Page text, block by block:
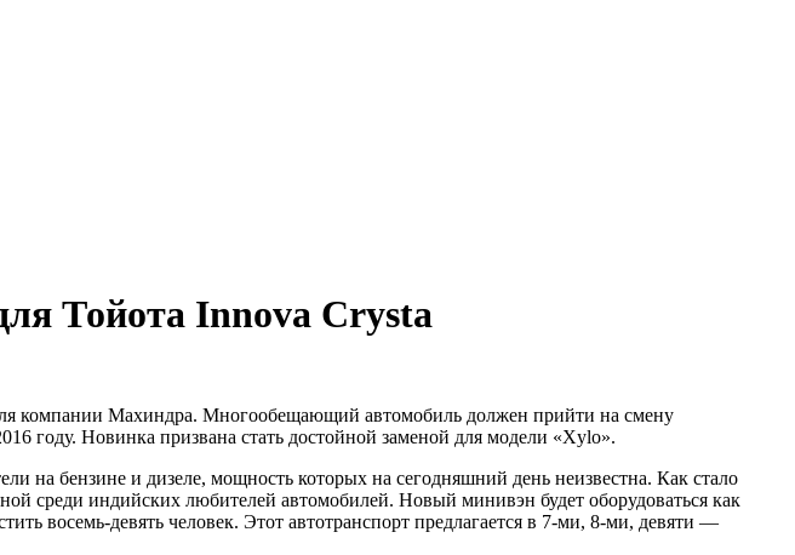
Тойота Innova Crysta
компании Махиндра. Многообещающий автомобиль должен прийти на смену
году. Новинка призвана стать достойной заменой для модели «Xylo».
на бензине и дизеле, мощность которых на сегодняшний день неизвестна. Как стало
среди индийских любителей автомобилей. Новый минивэн будет оборудоваться как
восемь-девять человек. Этот автотранспорт предлагается в 7-ми, 8-ми, девяти —